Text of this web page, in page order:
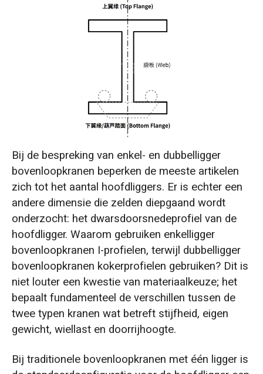
Bij de bespreking van enkel- en dubbelligger
bovenloopkranen beperken de meeste artikelen
zich tot het aantal hoofdliggers. Er is echter een
andere dimensie die zelden diepgaand wordt
onderzocht: het dwarsdoorsnedeprofiel van de
hoofdligger. Waarom gebruiken enkelligger
bovenloopkranen I-profielen, terwijl dubbelligger
bovenloopkranen kokerprofielen gebruiken? Dit is
niet louter een kwestie van materiaalkeuze; het
bepaalt fundamenteel de verschillen tussen de
twee typen kranen wat betreft stijfheid, eigen
gewicht, wiellast en doorrijhoogte.
Bij traditionele bovenloopkranen met één ligger is